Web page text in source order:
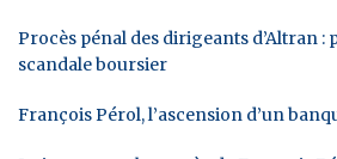
Procès pénal des dirigeants d’Altran :
scandale boursier
François Pérol, l’ascension d’un